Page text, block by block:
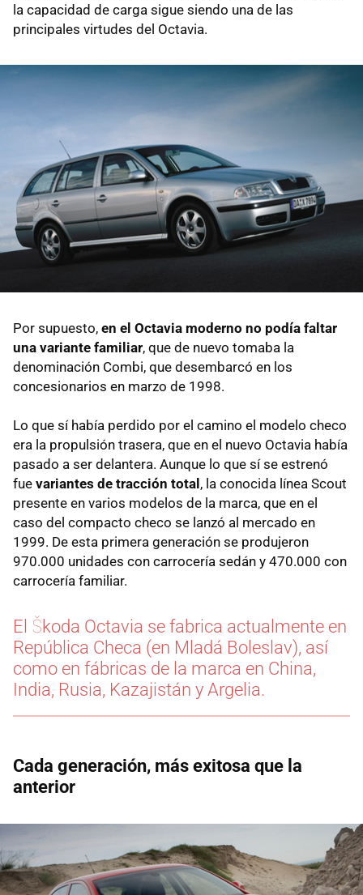
la capacidad de carga sigue siendo una de las
principales virtudes del Octavia.
Por supuesto, en el Octavia moderno no podía faltar
una variante familiar, que de nuevo tomaba la
denominación Combi, que desembarcó en los
concesionarios en marzo de 1998.
Lo que sí había perdido por el camino el modelo checo
era la propulsión trasera, que en el nuevo Octavia había
pasado a ser delantera. Aunque lo que sí se estrenó
fue variantes de tracción total, la conocida línea Scout
presente en varios modelos de la marca, que en el
caso del compacto checo se lanzó al mercado en
1999. De esta primera generación se produjeron
970.000 unidades con carrocería sedán y 470.000 con
carrocería familiar.
El Škoda Octavia se fabrica actualmente en
República Checa (en Mladá Boleslav), así
como en fábricas de la marca en China,
India, Rusia, Kazajistán y Argelia.
Cada generación, más exitosa que la
anterior